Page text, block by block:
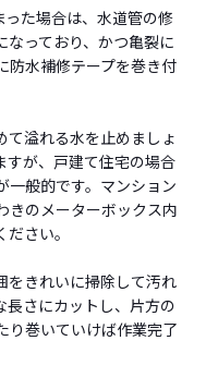
た場合は、水道管の修
っており、かつ亀裂に
防水補修テープを巻き付
て溢れる水を止めましょ
すが、戸建て住宅の場合
一般的です。マンション
きのメーターボックス内
さい。
をきれいに掃除して汚れ
長さにカットし、片方の
り巻いていけば作業完了